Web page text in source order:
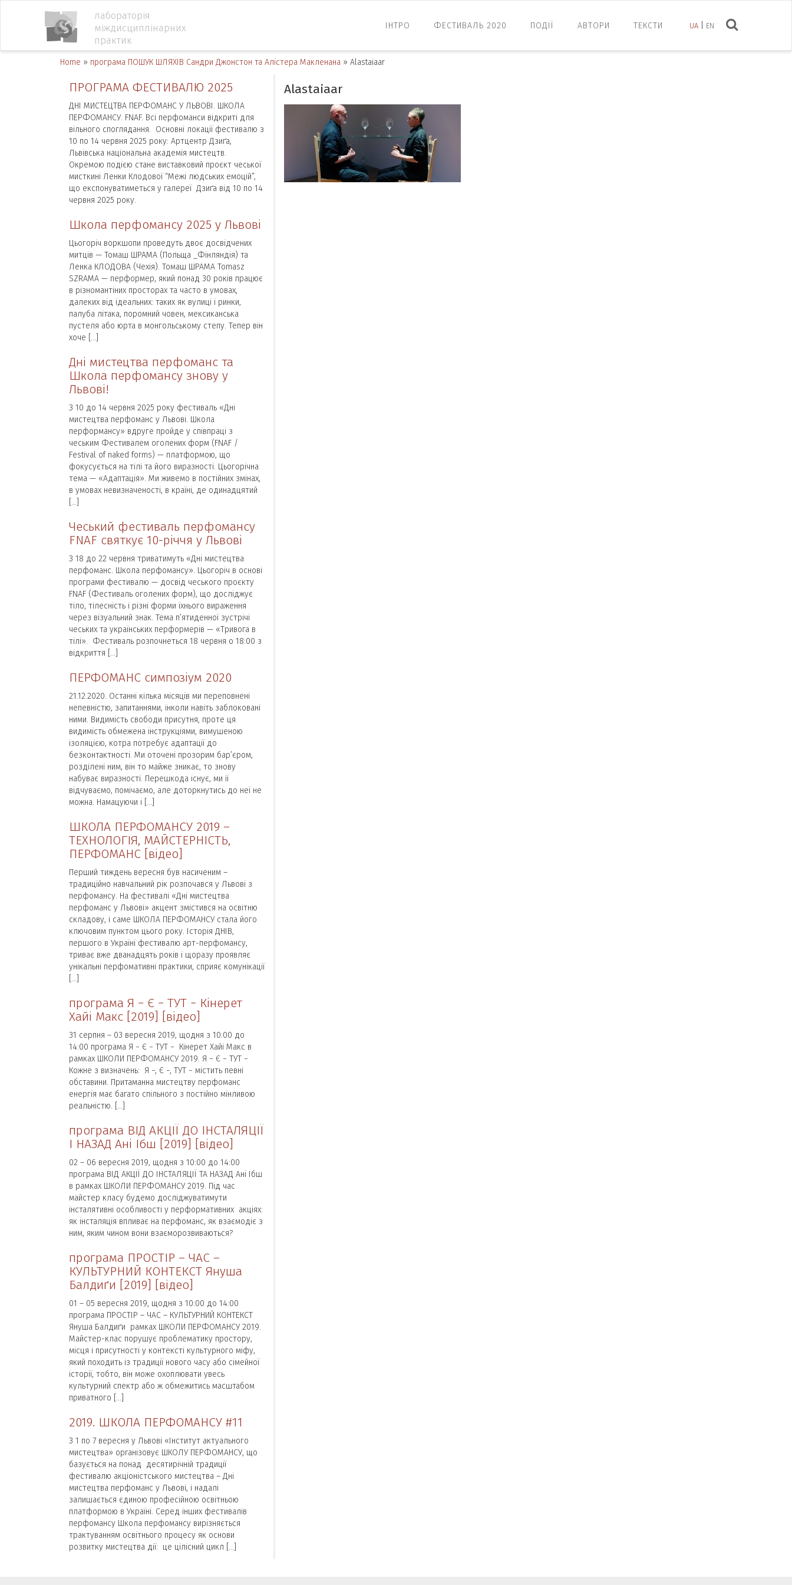
UA EN
лабораторія
міждисциплінарних
практик
ІНТРО ФЕСТИВАЛЬ 2020 ПОДІЇ АВТОРИ ТЕКСТИ
Home » програма ПОШУК ШЛЯХІВ Сандри Джонстон та Алістера Макленана » Alastaiааr
Alastaiааr
ПРОГРАМА ФЕСТИВАЛЮ 2025
ДНІ МИСТЕЦТВА ПЕРФОМАНС У ЛЬВОВІ. ШКОЛА
ПЕРФОМАНСУ. FNAF. Всі перфоманси відкриті для
вільного споглядання. Основні локації фестивалю з
10 по 14 червня 2025 року: Артцентр Дзиґа,
Львівська національна академія мистецтв.
Окремою подією стане виставковий проєкт чеської
мисткині Ленки Клодової “Межі людських емоцій”,
що експонуватиметься у галереї Дзиґа від 10 по 14
червня 2025 року.
Школа перфомансу 2025 у Львові
Цьогоріч воркшопи проведуть двоє досвідчених
митців — Томаш ШРАМА (Польща _Фінляндія) та
Ленка КЛОДОВА (Чехія). Томаш ШРАМА Tomasz
SZRAMA — перформер, який понад 30 років працює
в різномантіних просторах та часто в умовах,
далеких від ідеальних: таких як вулиці і ринки,
палуба літака, поромний човен, мексиканська
пустеля або юрта в монгольському степу. Тепер він
хоче […]
Дні мистецтва перфоманс та
Школа перфомансу знову у
Львові!
З 10 до 14 червня 2025 року фестиваль «Дні
мистецтва перфоманс у Львові. Школа
перформансу» вдруге пройде у співпраці з
чеським Фестивалем оголених форм (FNAF /
Festival of naked forms) — платформою, що
фокусується на тілі та його виразності. Цьогорічна
тема — «Адаптація». Ми живемо в постійних змінах,
в умовах невизначеності, в країні, де одинадцятий
[…]
Чеський фестиваль перфомансу
FNAF святкує 10-річчя у Львові
З 18 до 22 червня триватимуть «Дні мистецтва
перфоманс. Школа перфомансу». Цьогоріч в основі
програми фестивалю — досвід чеського проєкту
FNAF (Фестиваль оголених форм), що досліджує
тіло, тілесність і різні форми їхнього вираження
через візуальний знак. Тема п’ятиденної зустрічі
чеських та українських перформерів — «Тривога в
тілі». Фестиваль розпочнеться 18 червня о 18:00 з
відкриття […]
ПЕРФОМАНС симпозіум 2020
21.12.2020. Останні кілька місяців ми переповнені
непевністю, запитаннями, інколи навіть заблоковані
ними. Видимість свободи присутня, проте ця
видимість обмежена інструкціями, вимушеною
ізоляцією, котра потребує адаптації до
безконтактності. Ми оточені прозорим бар’єром,
розділені ним, він то майже зникає, то знову
набуває виразності. Перешкода існує, ми її
відчуваємо, помічаємо, але доторкнутись до неї не
можна. Намацуючи і […]
ШКОЛА ПЕРФОМАНСУ 2019 –
ТЕХНОЛОГІЯ, МАЙСТЕРНІСТЬ,
ПЕРФОМАНС [відео]
Перший тиждень вересня був насиченим –
традиційно навчальний рік розпочався у Львові з
перфомансу. На фестивалі «Дні мистецтва
перфоманс у Львові» акцент змістився на освітню
складову, і саме ШКОЛА ПЕРФОМАНСУ стала його
ключовим пунктом цього року. Історія ДНІВ,
першого в Україні фестивалю арт-перфомансу,
триває вже дванадцять років і щоразу проявляє
унікальні перфомативні практики, сприяє комунікації
[…]
програма Я − Є − ТУТ − Кінерет
Хайі Макс [2019] [відео]
31 серпня – 03 вересня 2019, щодня з 10:00 до
14:00 програма Я − Є − ТУТ − Кінерет Хайі Макс в
рамках ШКОЛИ ПЕРФОМАНСУ 2019. Я − Є − ТУТ −
Кожне з визначень: Я −, Є −, ТУТ − містить певні
обставини. Притаманна мистецтву перфоманс
енергія має багато спільного з постійно мінливою
реальністю. […]
програма ВІД АКЦІЇ ДО ІНСТАЛЯЦІЇ
І НАЗАД Ані Ібш [2019] [відео]
02 – 06 вересня 2019, щодня з 10:00 до 14:00
програма ВІД АКЦІЇ ДО ІНСТАЛЯЦІЇ ТА НАЗАД Ані Ібш
в рамках ШКОЛИ ПЕРФОМАНСУ 2019. Під час
майстер класу будемо досліджуватимути
інсталятивні особливості у перформативних акціях:
як інсталяція впливає на перфоманс, як взаємодіє з
ним, яким чином вони взаєморозвиваються?
програма ПРОСТІР – ЧАС –
КУЛЬТУРНИЙ КОНТЕКСТ Януша
Балдиґи [2019] [відео]
01 – 05 вересня 2019, щодня з 10:00 до 14:00
програма ПРОСТІР – ЧАС – КУЛЬТУРНИЙ КОНТЕКСТ
Януша Балдиґи рамках ШКОЛИ ПЕРФОМАНСУ 2019.
Майстер-клас порушує проблематику простору,
місця і присутності у контексті культурного міфу,
який походить із традиції нового часу або сімейної
історії, тобто, він може охоплювати увесь
культурний спектр або ж обмежитись масштабом
приватного […]
2019. ШКОЛА ПЕРФОМАНСУ #11
З 1 по 7 вересня у Львові «Інститут актуального
мистецтва» організовує ШКОЛУ ПЕРФОМАНСУ, що
базується на понад десятирічній традиції
фестивалю акціоністського мистецтва – Дні
мистецтва перфоманс у Львові, і надалі
залишається єдиною професійною освітньою
платформою в Україні. Серед інших фестивалів
перфомансу Школа перфомансу вирізняється
трактуванням освітнього процесу як основи
розвитку мистецтва дії: це цілісний цикл […]